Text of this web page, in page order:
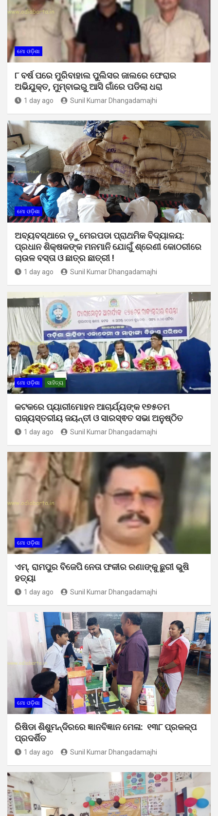
ମୋ ଓଡ଼ିଶା
୮ ବର୍ଷ ପରେ ମୁରିବାହାଲ ପୁଲିସର ଜାଲରେ ଫେରାର
ଅଭିଯୁକ୍ତ, ମୁମ୍ବାଇରୁ ଆସି ଗାଁରେ ପଡିଲା ଧରା
1 day ago Sunil Kumar Dhangadamajhi
ମୋ ଓଡ଼ିଶା
ଅବ୍ୟବସ୍ଥାରେ ଡ଼ୁମେରପଡା ପ୍ରାଥମିକ ବିଦ୍ୟାଳୟ:
ପ୍ରଧାନ ଶିକ୍ଷକଙ୍କ ମନମାନି ଯୋଗୁଁ ଶ୍ରେଣୀ କୋଠରୀରେ
ଚାଉଳ ବସ୍ତା ଓ ଛାତ୍ର ଛାତ୍ରୀ !
1 day ago Sunil Kumar Dhangadamajhi
ମୋ ଓଡ଼ିଶା ସାହିତ୍ୟ
କଟକରେ ପ୍ୟାରୀମୋହନ ଆଚାର୍ଯ୍ୟଙ୍କ ୧୭୫ତମ
ରାଜ୍ୟସ୍ତରୀୟ ଜୟନ୍ତୀ ଓ ସାରସ୍ଵତ ସଭା ଅନୁଷ୍ଠିତ
1 day ago Sunil Kumar Dhangadamajhi
ମୋ ଓଡ଼ିଶା
ଏମ୍. ରାମପୁର ବିଜେପି ନେତା ଫକୀର ରଣାଙ୍କୁ ଛୁରୀ ଭୁଷି
ହତ୍ୟା
1 day ago Sunil Kumar Dhangadamajhi
ମୋ ଓଡ଼ିଶା
ରିଷିଡା ଶିଶୁମନ୍ଦିରରେ ଜ୍ଞାନବିଜ୍ଞାନ ମେଳା: ୧୩୮ ପ୍ରକଳ୍ପ
ପ୍ରଦର୍ଶିତ
1 day ago Sunil Kumar Dhangadamajhi